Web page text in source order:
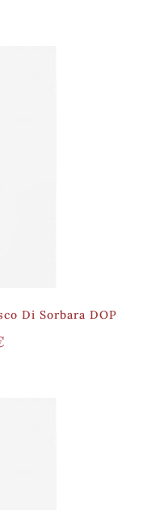
Di Sorbara DOP